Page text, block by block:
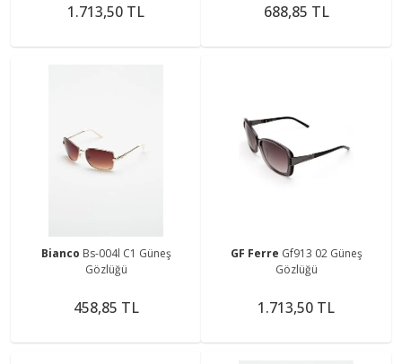
1.713,50 TL 688,85 TL
Bianco Bs-004l C1 Güneş
Gözlüğü
458,85 TL
GF Ferre Gf913 02 Güneş
Gözlüğü
1.713,50 TL